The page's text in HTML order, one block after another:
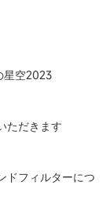
空2023
ただきます
ドフィルターにつ